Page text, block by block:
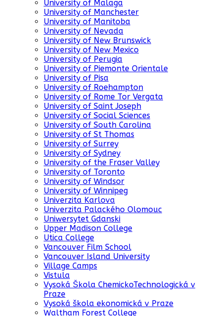
University of Malaga
University of Manchester
University of Manitoba
University of Nevada
University of New Brunswick
University of New Mexico
University of Perugia
University of Piemonte Orientale
University of Pisa
University of Roehampton
University of Rome Tor Vergata
University of Saint Joseph
University of Social Sciences
University of South Carolina
University of St Thomas
University of Surrey
University of Sydney
University of the Fraser Valley
University of Toronto
University of Windsor
University of Winnipeg
Univerzita Karlova
Univerzita Palackého Olomouc
Uniwersytet Gdanski
Upper Madison College
Utica College
Vancouver Film School
Vancouver Island University
Village Camps
Vistula
Vysoká Škola ChemickoTechnologická v
Praze
Vysoká škola ekonomická v Praze
Waltham Forest College